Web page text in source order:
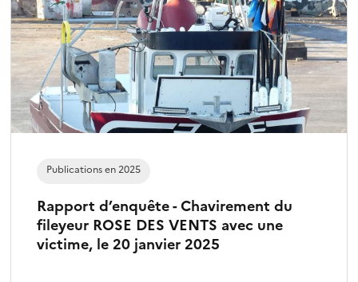
Rapport d’enquête - Chavirement du
fileyeur ROSE DES VENTS avec une
victime, le 20 janvier 2025
Publications en 2025